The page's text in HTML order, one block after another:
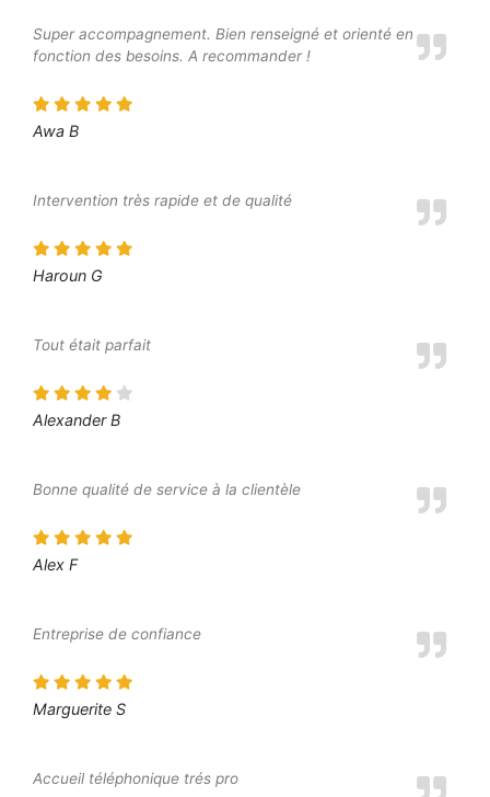
Super accompagnement. Bien renseigné et orienté en
fonction des besoins. A recommander !
Awa B
Intervention très rapide et de qualité
Haroun G
Tout était parfait
Alexander B
Bonne qualité de service à la clientèle
Alex F
Entreprise de confiance
Marguerite S
Accueil téléphonique trés pro